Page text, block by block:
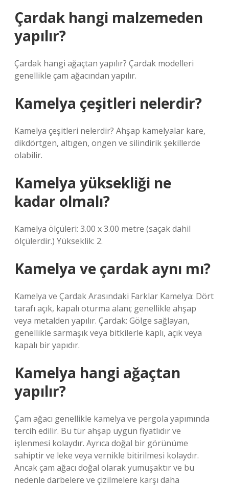
Çardak hangi malzemeden
yapılır?
Çardak hangi ağaçtan yapılır? Çardak modelleri
genellikle çam ağacından yapılır.
Kamelya çeşitleri nelerdir?
Kamelya çeşitleri nelerdir? Ahşap kamelyalar kare,
dikdörtgen, altıgen, ongen ve silindirik şekillerde
olabilir.
Kamelya yüksekliği ne
kadar olmalı?
Kamelya ölçüleri: 3.00 x 3.00 metre (saçak dahil
ölçülerdir.) Yükseklik: 2.
Kamelya ve çardak aynı mı?
Kamelya ve Çardak Arasındaki Farklar Kamelya: Dört
tarafı açık, kapalı oturma alanı; genellikle ahşap
veya metalden yapılır. Çardak: Gölge sağlayan,
genellikle sarmaşık veya bitkilerle kaplı, açık veya
kapalı bir yapıdır.
Kamelya hangi ağaçtan
yapılır?
Çam ağacı genellikle kamelya ve pergola yapımında
tercih edilir. Bu tür ahşap uygun fiyatlıdır ve
işlenmesi kolaydır. Ayrıca doğal bir görünüme
sahiptir ve leke veya vernikle bitirilmesi kolaydır.
Ancak çam ağacı doğal olarak yumuşaktır ve bu
nedenle darbelere ve çizilmelere karşı daha